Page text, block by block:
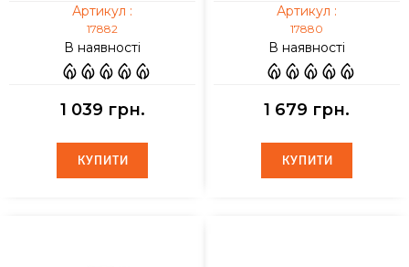
Артикул :
17882
В наявності
1 039 грн.
КУПИТИ
КУПИТИ
Артикул :
17880
В наявності
1 679 грн.
КУПИТИ
КУПИТИ